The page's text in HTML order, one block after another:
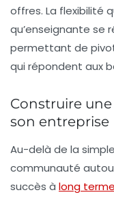
offres. La flexibilité
qu’enseignante se
permettant de
qui répondent aux
Construire
son entreprise
Au-delà de la
communauté
succès à long terme